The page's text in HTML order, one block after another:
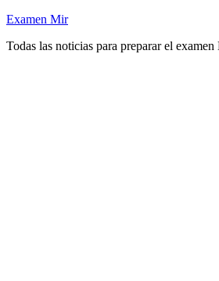
Saltar
contenido
Examen Mir
Todas las noticias para preparar el examen